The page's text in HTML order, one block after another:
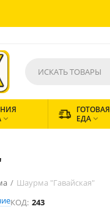

ГОТОВАЯ
ЕДА 
/ Шаурма "Гавайская"
КОД: 243